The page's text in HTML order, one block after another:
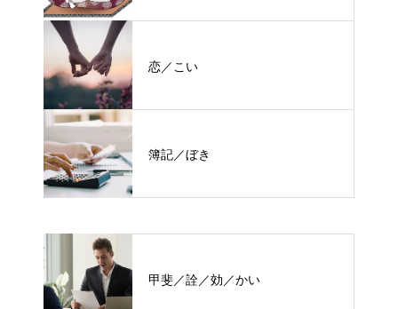
恋／こい
簿記／ぼき
甲斐／詮／効／かい